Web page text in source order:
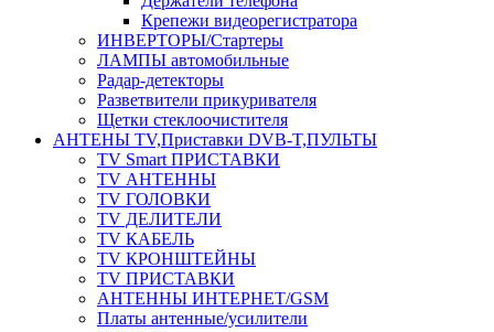
Крепежи видеорегистратора
ИНВЕРТОРЫ/Стартеры
ЛАМПЫ автомобильные
Радар-детекторы
Разветвители прикуривателя
Щетки стеклоочистителя
АНТЕНЫ ТV,Приставки DVB-T,ПУЛЬТЫ
TV Smart ПРИСТАВКИ
TV АНТЕННЫ
TV ГОЛОВКИ
TV ДЕЛИТЕЛИ
TV КАБЕЛЬ
TV КРОНШТЕЙНЫ
TV ПРИСТАВКИ
АНТЕННЫ ИНТЕРНЕТ/GSM
Платы антенные/усилители